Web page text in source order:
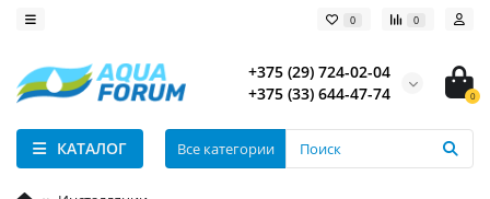
0 0
+375 (29) 724-02-04
+375 (33) 644-47-74
0
КАТАЛОГ Все категории